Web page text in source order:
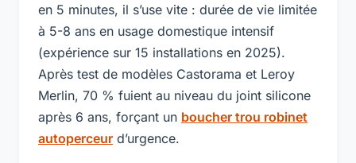
en 5 minutes, il s’use vite : durée de vie limitée
à 5-8 ans en usage domestique intensif
(expérience sur 15 installations en 2025).
Après test de modèles Castorama et Leroy
Merlin, 70 % fuient au niveau du joint silicone
après 6 ans, forçant un boucher trou robinet
autoperceur d’urgence.